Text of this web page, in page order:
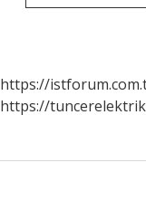
https://
https://